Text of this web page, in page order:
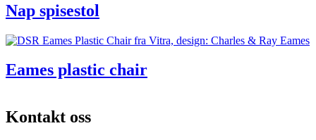
Nap spisestol
Eames plastic chair
Kontakt oss